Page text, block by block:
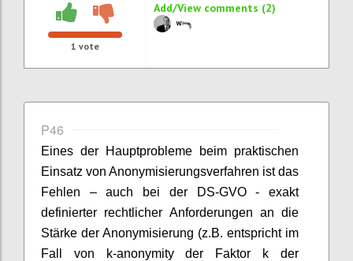
1 vote
Add/View comments (2)
P46
Eines der Hauptprobleme beim praktischen
Einsatz von Anonymisierungsverfahren ist das
Fehlen – auch bei der DS-GVO - exakt
definierter rechtlicher Anforderungen an die
Stärke der Anonymisierung (z.B. entspricht im
Fall von k-anonymity der Faktor k der